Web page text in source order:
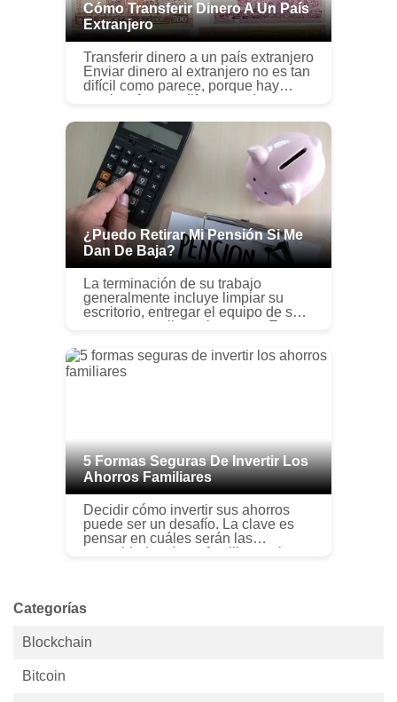
Cómo Transferir Dinero A Un País
Extranjero
Transferir dinero a un país extranjero
Enviar dinero al extranjero no es tan
difícil como parece, porque hay
muchas formas diferentes de
mejor se adapte a su situ...
¿Puedo Retirar Mi Pensión Si Me
Dan De Baja?
La terminación de su trabajo
generalmente incluye limpiar su
escritorio, entregar el equipo de su
empresa y salir por la puerta. Es
a casa recuerde que tiene bastant...
5 Formas Seguras De Invertir Los
Ahorros Familiares
Decidir cómo invertir sus ahorros
puede ser un desafío. La clave es
pensar en cuáles serán las
necesidades de su familia en el
Categorías
Blockchain
Bitcoin